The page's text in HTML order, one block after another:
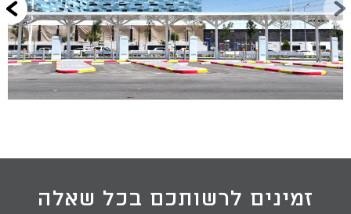
זמינים לרשותכם בכל שאלה